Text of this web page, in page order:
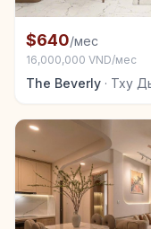
Квартира в
$640/мес
16,000,000 VND/мес
The Beverly · Тху